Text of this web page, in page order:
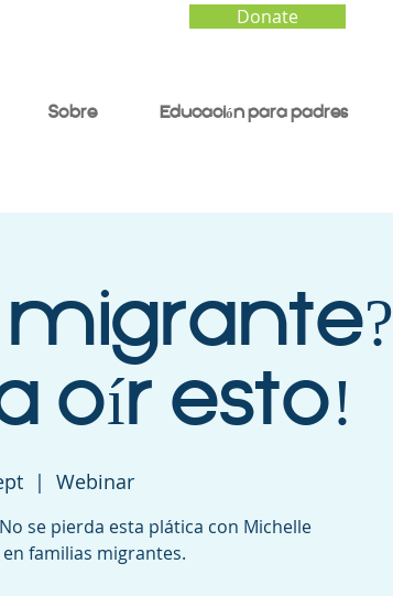
Donate
Sobre Educación para padres
migrante?
oír esto!
  |
Webinar
se pierda esta plática con Michelle
familias migrantes.